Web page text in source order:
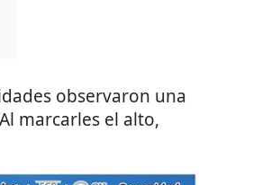
observaron una
marcarles el alto,